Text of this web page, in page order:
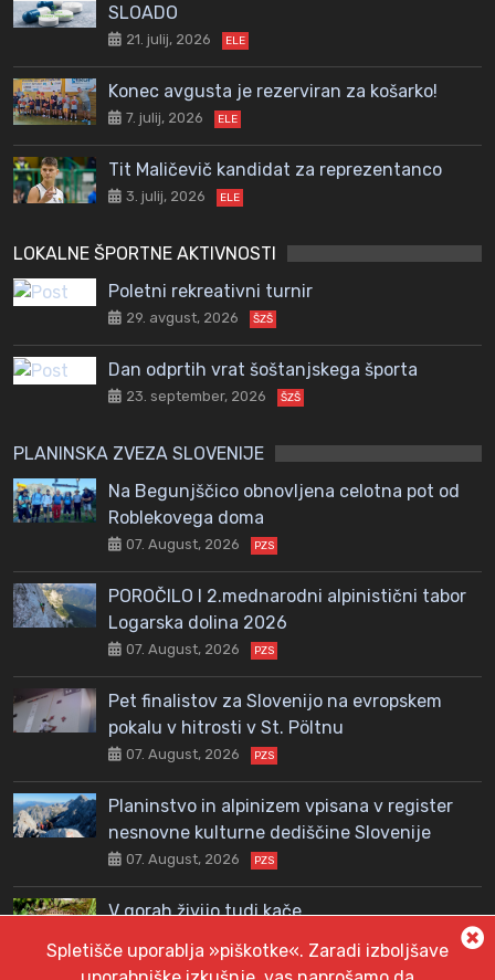
SLOADO
21. julij, 2026 ELE
Konec avgusta je rezerviran za košarko!
7. julij, 2026 ELE
Tit Maličevič kandidat za reprezentanco
3. julij, 2026 ELE
LOKALNE ŠPORTNE AKTIVNOSTI
Poletni rekreativni turnir
29. avgust, 2026 ŠZŠ
Dan odprtih vrat šoštanjskega športa
23. september, 2026 ŠZŠ
PLANINSKA ZVEZA SLOVENIJE
Na Begunjščico obnovljena celotna pot od
Roblekovega doma
07. August, 2026 PZS
POROČILO I 2.mednarodni alpinistični tabor
Logarska dolina 2026
07. August, 2026 PZS
Pet finalistov za Slovenijo na evropskem
pokalu v hitrosti v St. Pöltnu
07. August, 2026 PZS
Planinstvo in alpinizem vpisana v register
nesnovne kulturne dediščine Slovenije
07. August, 2026 PZS
V gorah živijo tudi kače
Spletišče uporablja »piškotke«. Zaradi izboljšave